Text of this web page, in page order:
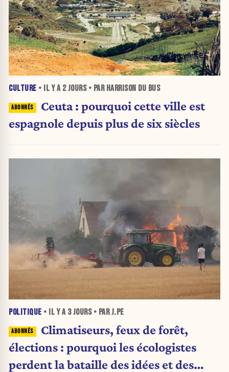
CULTURE • IL Y A 2 JOURS• PAR HARRISON DU BUS
Ceuta : pourquoi cette ville est
espagnole depuis plus de six siècles
POLITIQUE • IL Y A 3 JOURS• PAR J.PE
Climatiseurs, feux de forêt,
élections : pourquoi les écologistes
perdent la bataille des idées et des